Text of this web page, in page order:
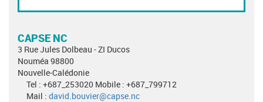
CAPSE NC
3 Rue Jules Dolbeau - ZI Ducos
Nouméa 98800
Nouvelle-Calédonie
Tel : +687_253020 Mobile : +687_799712
Mail : david.bouvier@capse.nc